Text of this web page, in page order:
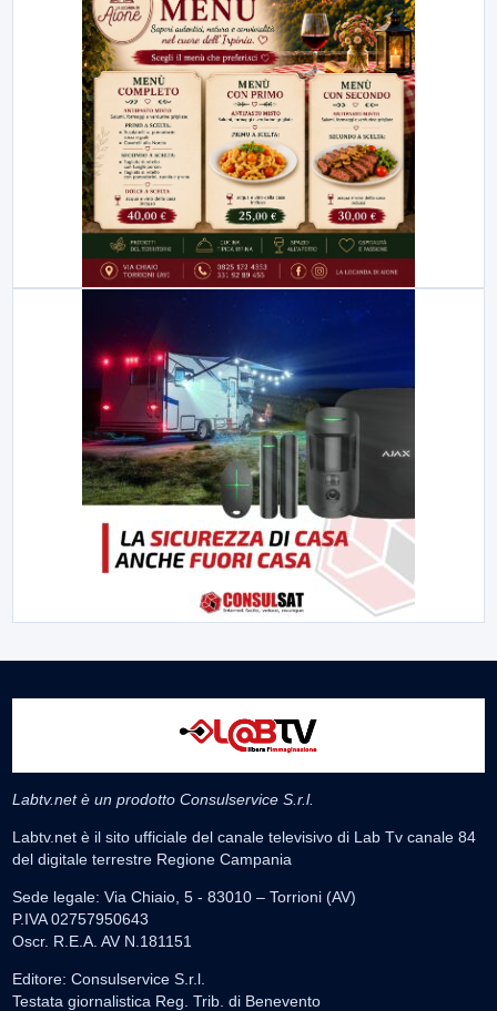
Labtv.net è un prodotto Consulservice S.r.l.
Labtv.net è il sito ufficiale del canale televisivo di Lab Tv canale 84
del digitale terrestre Regione Campania
Sede legale: Via Chiaio, 5 - 83010 – Torrioni (AV)
P.IVA 02757950643
Oscr. R.E.A. AV N.181151
Editore: Consulservice S.r.l.
Testata giornalistica Reg. Trib. di Benevento